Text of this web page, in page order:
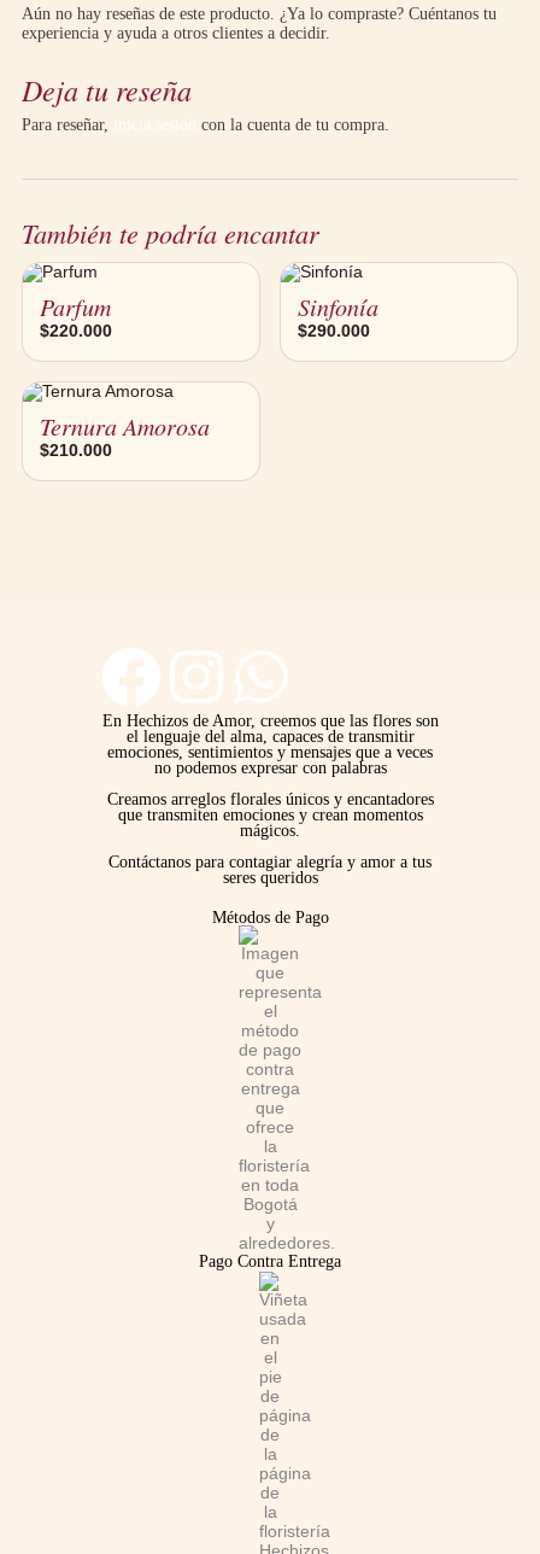
Aún no hay reseñas de este producto. ¿Ya lo compraste? Cuéntanos tu
experiencia y ayuda a otros clientes a decidir.
Deja tu reseña
Para reseñar, inicia sesión con la cuenta de tu compra.
También te podría encantar
Parfum
$220.000
Sinfonía
$290.000
Ternura Amorosa
$210.000
F
a
c
e
I
n
s
t
a
m
W
h
a
t
s
a
p
p
En Hechizos de Amor, creemos que las flores son
el lenguaje del alma, capaces de transmitir
emociones, sentimientos y mensajes que a veces
no podemos expresar con palabras
Creamos arreglos florales únicos y encantadores
que transmiten emociones y crean momentos
mágicos.
Contáctanos para contagiar alegría y amor a tus
seres queridos
Métodos de Pago
Pago Contra Entrega